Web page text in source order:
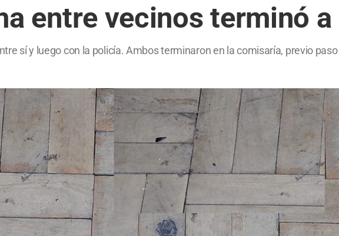
entre vecinos terminó a
sí y luego con la policía. Ambos terminaron en la comisaría, previo